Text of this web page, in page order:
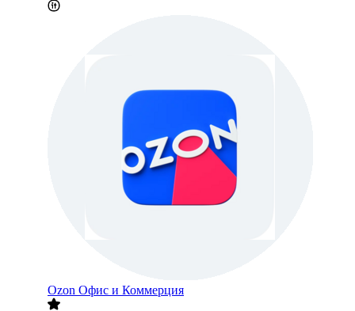
Ozon Офис и Коммерция